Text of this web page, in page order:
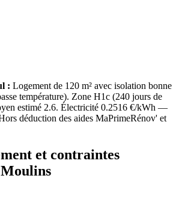
: Logement de 120 m² avec isolation bonne
température). Zone H1c (240 jours de
estimé 2.6. Électricité 0.2516 €/kWh —
déduction des aides MaPrimeRénov' et
et contraintes
Moulins